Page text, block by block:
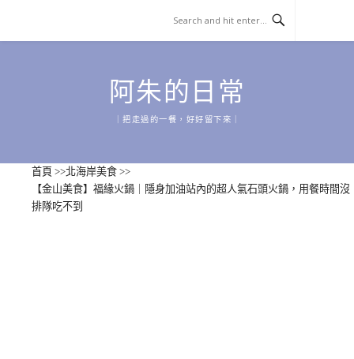
content
阿朱的日常
｜把走過的一餐，好好留下來｜
首頁 >>北海岸美食 >>
【金山美食】福緣火鍋｜隱身加油站內的超人氣石頭火鍋，用餐時間沒
排隊吃不到